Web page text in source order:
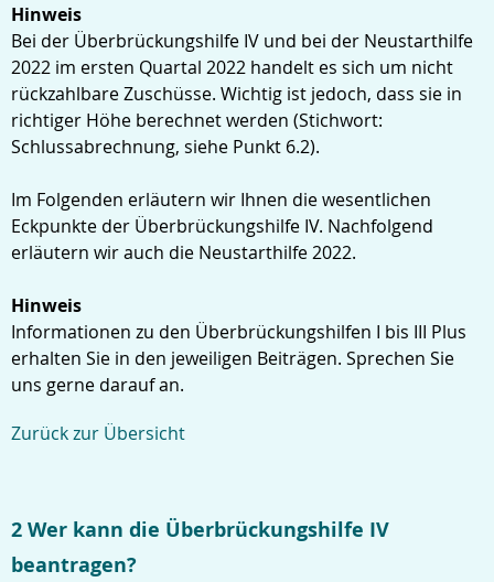
Hinweis
Bei der Überbrückungshilfe IV und bei der Neustarthilfe
2022 im ersten Quartal 2022 handelt es sich um nicht
rückzahlbare Zuschüsse. Wichtig ist jedoch, dass sie in
richtiger Höhe berechnet werden (Stichwort:
Schlussabrechnung, siehe Punkt 6.2).
Im Folgenden erläutern wir Ihnen die wesentlichen
Eckpunkte der Überbrückungshilfe IV. Nachfolgend
erläutern wir auch die Neustarthilfe 2022.
Hinweis
Informationen zu den Überbrückungshilfen I bis III Plus
erhalten Sie in den jeweiligen Beiträgen. Sprechen Sie
uns gerne darauf an.
Zurück zur Übersicht
2 Wer kann die Überbrückungshilfe IV
beantragen?